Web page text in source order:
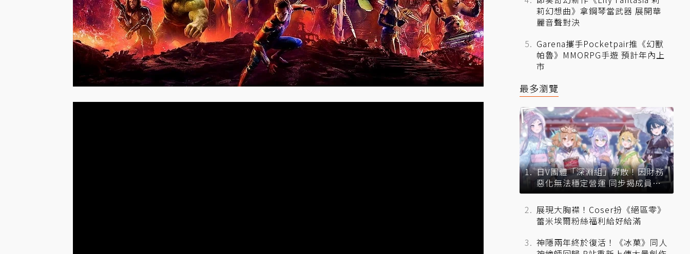
莉幻想曲》拿鋼琴當武器 展開華
麗音聲對決
Garena攜手Pocketpair推《幻獸
帕魯》MMORPG手遊 預計年內上
市
最多瀏覽
日V團體「深淵組」解散！因財務
惡化無法穩定營運 同步揭成員未
來去向
展現大胸襟！Coser扮《絕區零》
蕾米埃爾粉絲福利給好給滿
神隱兩年終於復活！《冰菓》同人